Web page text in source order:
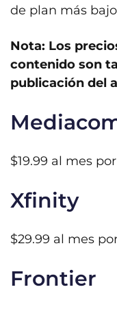
de plan más
Nota: Los
contenido son
publicación del
$19.99 al mes
Xfinity
$29.99 al mes
Frontier